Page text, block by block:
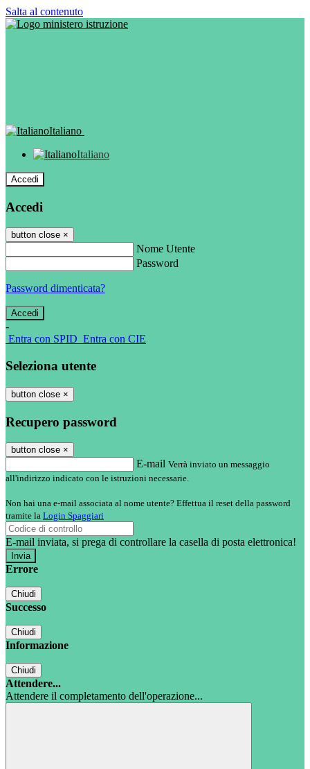
Salta al contenuto
Italiano
Italiano
Accedi
Accedi
button close ×
Nome Utente
Password
Password dimenticata?
-
Entra con SPID Entra con CIE
Seleziona utente
button close ×
Recupero password
button close ×
E-mail Verrà inviato un messaggio
all'indirizzo indicato con le istruzioni necessarie.
Non hai una e-mail associata al nome utente? Effettua il reset della password
tramite la Login Spaggiari
E-mail inviata, si prega di controllare la casella di posta elettronica!
Errore
Chiudi
Successo
Chiudi
Informazione
Chiudi
Attendere...
Attendere il completamento dell'operazione...